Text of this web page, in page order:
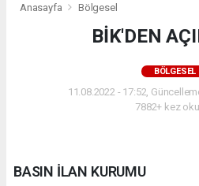
Anasayfa Bölgesel
BİK'DEN
BÖLGESEL
11.08.2022 - 17:52,
7882+ kez
BASIN İLAN KURUMU